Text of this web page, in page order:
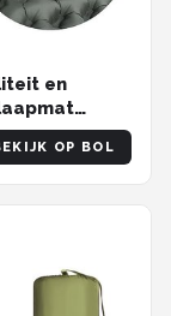
en
1
OP BOL